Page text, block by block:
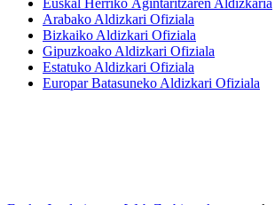
Arabako Aldizkari Ofiziala
Bizkaiko Aldizkari Ofiziala
Gipuzkoako Aldizkari Ofiziala
Estatuko Aldizkari Ofiziala
Europar Batasuneko Aldizkari Ofiziala